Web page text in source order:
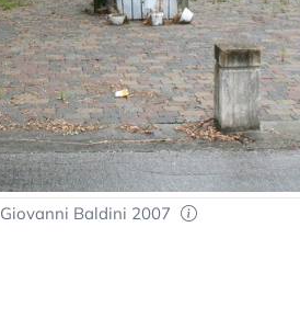
Giovanni Baldini 2007